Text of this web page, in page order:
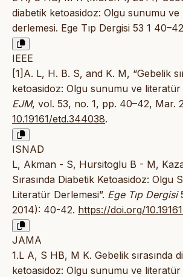
diabetik ketoasidoz: Olgu sunumu
derlemesi. Ege Tıp Dergisi 53 1
IEEE
[1]A. L, H. B. S, and K. M, “Gebelik
ketoasidoz: Olgu sunumu ve literatür
EJM, vol. 53, no. 1, pp. 40–42, Mar.
10.19161/etd.344038.
ISNAD
L, Akman - S, Hursitoglu B - M,
Sırasında Diabetik Ketoasidoz: Olgu
Literatür Derlemesi”. Ege Tıp Dergisi
2014): 40-42. https://doi.org/
JAMA
1.L A, S HB, M K. Gebelik sırasında
ketoasidoz: Olgu sunumu ve literatür